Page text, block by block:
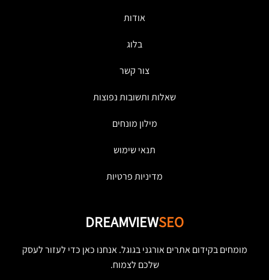
אודות
בלוג
צור קשר
שאלות ותשובות נפוצות
מילון מונחים
תנאי שימוש
מדיניות פרטיות
DREAMVIEWSEO
מומחים בקידום אתרים אורגני בגוגל. אנחנו כאן כדי לעזור לעסק
שלכם לצמוח.